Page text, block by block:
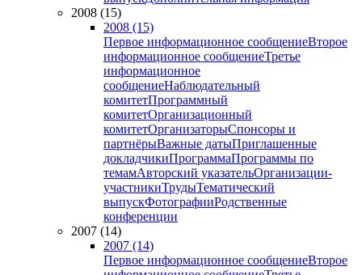
2008 (15)
2008 (15)
Первое информационное сообщениеВторое
информационное сообщениеТретье
информационное
сообщениеНаблюдательный
комитетПрограммный
комитетОрганизационный
комитетОрганизаторыСпонсоры и
партнёрыВажные датыПриглашенные
докладчикиПрограммаПрограммы по
темамАвторский указательОрганизации-
участникиТрудыТематический
выпускФотографииРодственные
конференции
2007 (14)
2007 (14)
Первое информационное сообщениеВторое